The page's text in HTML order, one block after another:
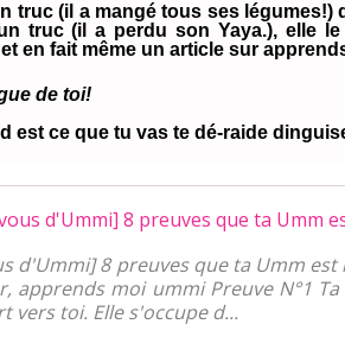
truc (il a mangé tous ses légumes!)
truc (il a perdu son Yaya.), elle
en fait même un article sur
de toi!
est ce que tu vas te dé-raide
d'Ummi] 8 preuves que ta Umm
apprends moi ummi Preuve N°1
vers toi. Elle s'occupe d...